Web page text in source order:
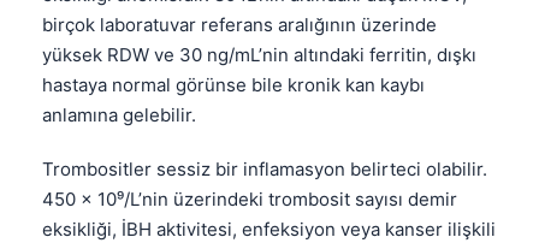
birçok laboratuvar referans aralığının üzerinde
yüksek RDW ve 30 ng/mL’nin altındaki ferritin, dışkı
hastaya normal görünse bile kronik kan kaybı
anlamına gelebilir.
Trombositler sessiz bir inflamasyon belirteci olabilir.
450 × 10⁹/L’nin üzerindeki trombosit sayısı demir
eksikliği, İBH aktivitesi, enfeksiyon veya kanser ilişkili
Български
Dansk
हिन्दी
Bahasa Indonesia
Հայերեն